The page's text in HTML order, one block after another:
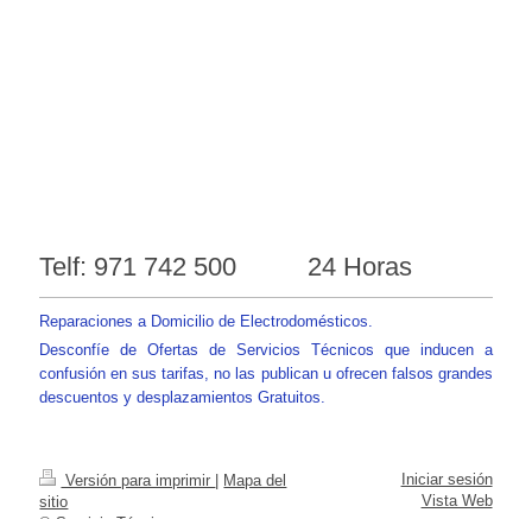
Telf: 971 742 500 24 Horas
Reparaciones a Domicilio de Electrodomésticos.
Desconfíe de Ofertas de Servicios Técnicos que inducen a
confusión en sus tarifas, no las publican u ofrecen falsos grandes
descuentos y desplazamientos Gratuitos.
Versión para imprimir | Mapa del
sitio
Iniciar sesión
Vista Web